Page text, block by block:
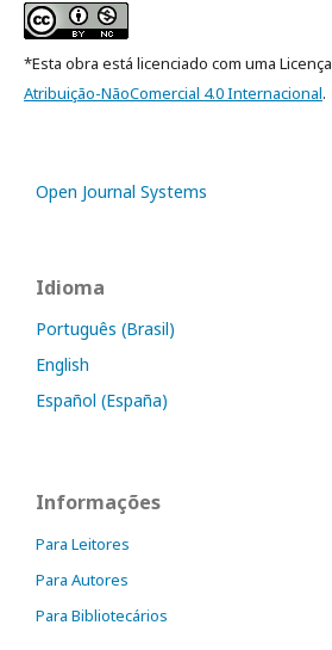
*Esta obra está licenciado com uma Licença
Atribuição-NãoComercial 4.0 Internacional.
Open Journal Systems
Idioma
Português (Brasil)
English
Español (España)
Informações
Para Leitores
Para Autores
Para Bibliotecários